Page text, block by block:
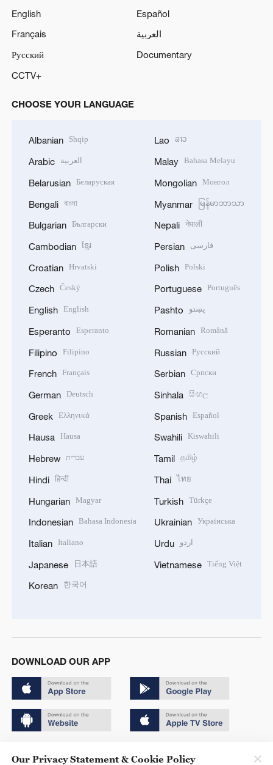
English
Español
Français
العربية
Русский
Documentary
CCTV+
CHOOSE YOUR LANGUAGE
Albanian Shqip
Arabic العربية
Belarusian Беларуская
Bengali বাংলা
Bulgarian Български
Cambodian ខ្មែរ
Croatian Hrvatski
Czech Český
English English
Esperanto Esperanto
Filipino Filipino
French Français
German Deutsch
Greek Ελληνικά
Hausa Hausa
Hebrew עברית
Hindi हिन्दी
Hungarian Magyar
Indonesian Bahasa Indonesia
Italian Italiano
Japanese 日本語
Korean 한국어
Lao ລາວ
Malay Bahasa Melayu
Mongolian Монгол
Myanmar မြန်မာဘာသာ
Nepali नेपाली
Persian فارسی
Polish Polski
Portuguese Português
Pashto پښتو
Romanian Română
Russian Русский
Serbian Српски
Sinhala සිංහල
Spanish Español
Swahili Kiswahili
Tamil தமிழ்
Thai ไทย
Turkish Türkçe
Ukrainian Українська
Urdu اردو
Vietnamese Tiếng Việt
DOWNLOAD OUR APP
Our Privacy Statement & Cookie Policy